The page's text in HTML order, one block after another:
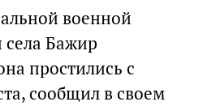
военной
Бажир
простились с
сообщил в своем